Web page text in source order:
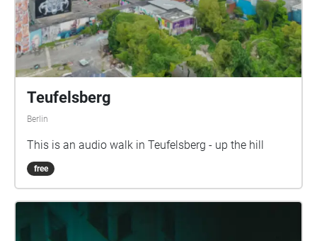
Teufelsberg
Berlin
This is an audio walk in Teufelsberg - up the hill
free